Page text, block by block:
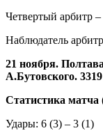
Четвертый арбитр
Наблюдатель
21 ноября.
А.Бутовского.
Статистика матча
Удары: 6 (3) – 3 (1)